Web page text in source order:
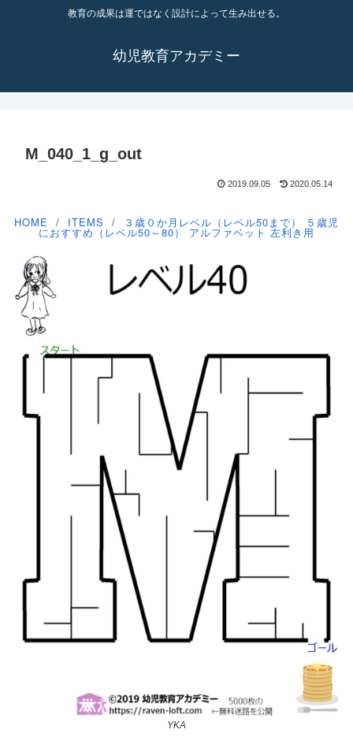
教育の成果は運ではなく設計によって生み出せる。
幼児教育アカデミー
M_040_1_g_out
2019.09.05 2020.05.14
HOME ITEMS ３歳０か月レベル（レベル50まで） ５歳児
におすすめ（レベル50～80） アルファベット 左利き用
YKA